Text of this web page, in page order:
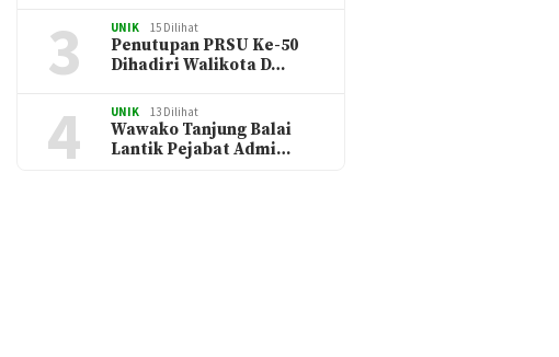
3 UNIK 15 Dilihat
Penutupan PRSU Ke-50
Dihadiri Walikota D…
4 UNIK 13 Dilihat
Wawako Tanjung Balai
Lantik Pejabat Admi…